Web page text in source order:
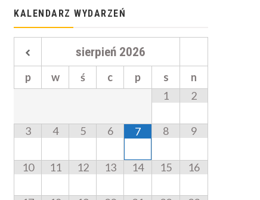
KALENDARZ WYDARZEŃ
sierpień 2026
p w ś c p s
n
1
2
3 4 5 6 7 8 9
10 11 12 13 14 15 16